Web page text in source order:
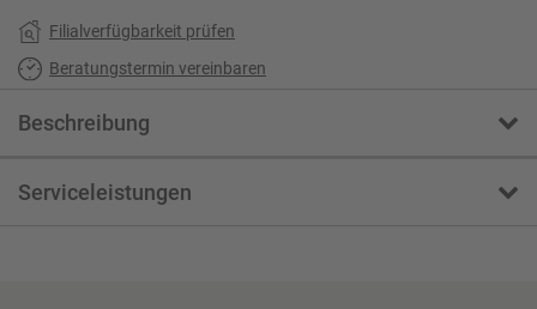
Filialverfügbarkeit prüfen
Beratungstermin vereinbaren
Beschreibung
Serviceleistungen